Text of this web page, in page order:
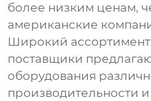
более низким ценам,
американские
Широкий
поставщики
оборудования
производительности